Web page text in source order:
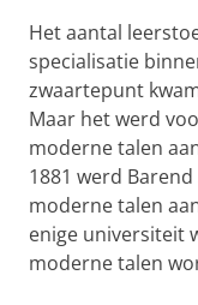
Het aantal
specialisatie
zwaartepunt
Maar het werd
moderne talen
1881 werd
moderne talen
enige universiteit
moderne talen